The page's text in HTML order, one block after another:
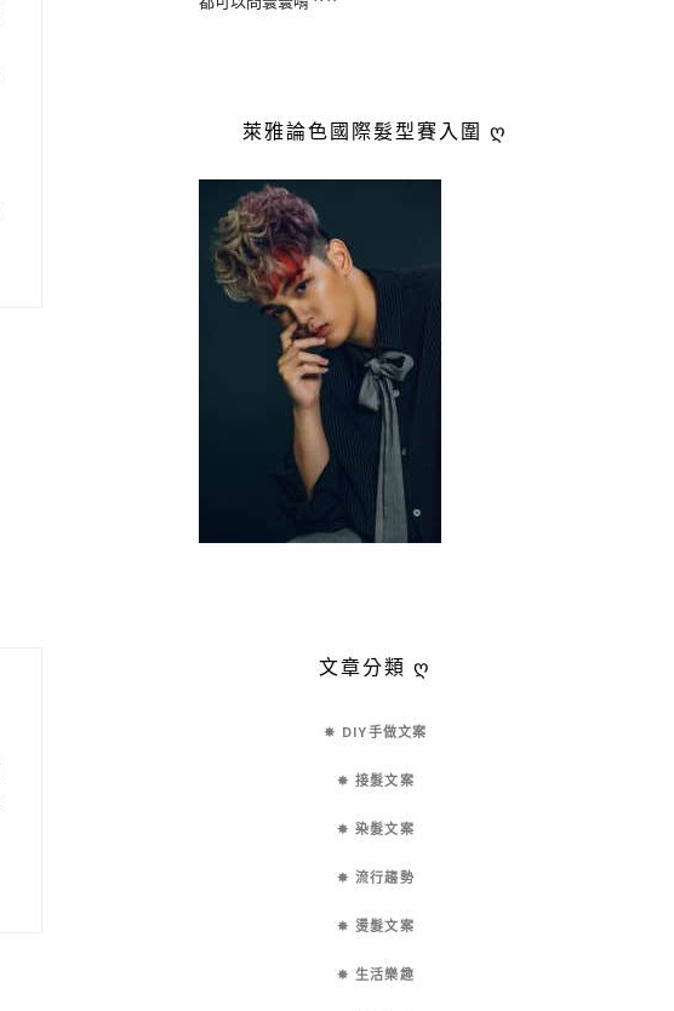
萊雅論色國際髮型賽入圍 ღ
文章分類 ღ
✵ DIY手做文案
✵ 接髮文案
✵ 染髮文案
✵ 流行趨勢
✵ 燙髮文案
✵ 生活樂趣